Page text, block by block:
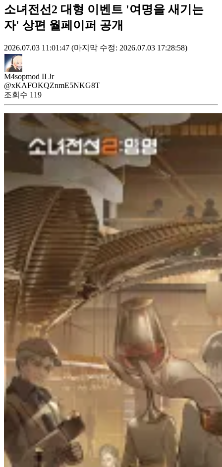
소녀전선2 대형 이벤트 '여명을 새기는
자' 상편 월페이퍼 공개
2026.07.03 11:01:47 (마지막 수정: 2026.07.03 17:28:58)
M4sopmod II Jr
@xKAFOKQZnmE5NKG8T
조회수 119